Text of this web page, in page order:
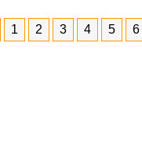
1 2 3 4 5 6